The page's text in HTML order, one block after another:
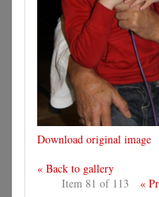
Download original image
« Back to gallery
Item 81 of 113
«